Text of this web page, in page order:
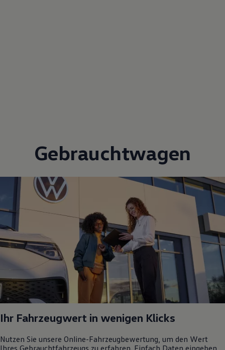
Gebrauchtwagen
Ihr Fahrzeugwert in wenigen Klicks
Nutzen Sie unsere Online-Fahrzeugbewertung, um den Wert